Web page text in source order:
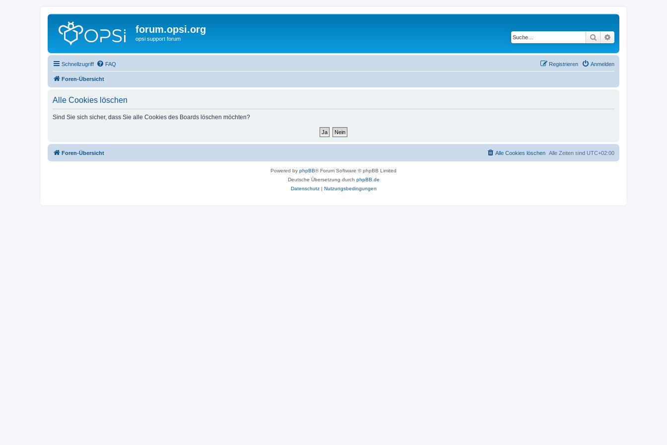
forum.opsi.org
opsi support forum Suche
Schnellzugriff FAQ Anmelden
Registrieren
Foren-Übersicht
Alle Cookies löschen
Sind Sie sich sicher, dass Sie alle Cookies des Boards löschen möchten?
Foren-Übersicht Alle Zeiten sind UTC+02:00
Alle Cookies löschen
Powered by phpBB® Forum Software © phpBB Limited
Deutsche Übersetzung durch phpBB.de
Datenschutz| Nutzungsbedingungen